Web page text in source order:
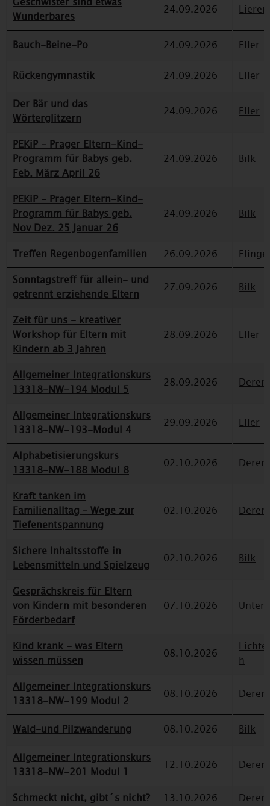
Wunderbares
24.09.2026
Bauch-Beine-Po 24.09.2026 Eller
Rückengymnastik 24.09.2026
Eller
Der Bär und das
Wörterglitzern
24.09.2026 Eller
PEKiP - Prager Eltern-Kind-
Programm für Babys geb.
Feb. März April 26
24.09.2026 Bilk
PEKiP - Prager Eltern-Kind-
Programm für Babys geb.
Nov Dez. 25 Januar 26
24.09.2026 Bilk
Treffen Regenbogenfamilien 26.09.2026
Sonntagstreff für allein- und
getrennt erziehende Eltern
27.09.2026 Bilk
Zeit für uns - kreativer
Workshop für Eltern mit
Kindern ab 3 Jahren
28.09.2026 Eller
Allgemeiner Integrationskurs
13318-NW-194 Modul 5
28.09.2026
Allgemeiner Integrationskurs
13318-NW-193-Modul 4
29.09.2026 Eller
Alphabetisierungskurs
13318-NW-188 Modul 8
02.10.2026
Kraft tanken im
Familienalltag – Wege zur
Tiefenentspannung
02.10.2026
Sichere Inhaltsstoffe in
Lebensmitteln und Spielzeug
02.10.2026 Bilk
Gesprächskreis für Eltern
von Kindern mit besonderen
Förderbedarf
07.10.2026
Kind krank - was Eltern
wissen müssen
08.10.2026
h
Allgemeiner Integrationskurs
13318-NW-199 Modul 2
08.10.2026
Wald-und Pilzwanderung 08.10.2026
Bilk
Allgemeiner Integrationskurs
13318-NW-201 Modul 1
12.10.2026
Schmeckt nicht, gibt´s nicht? 13.10.2026